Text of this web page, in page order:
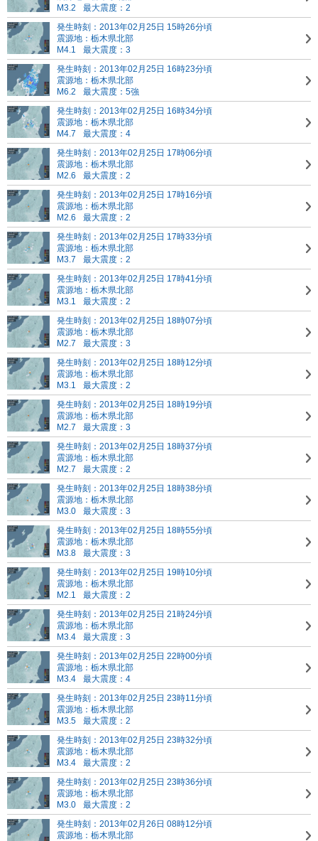
M3.2
最大震度：2
発生時刻：2013年02月25日 15時26分頃
震源地：栃木県北部
M4.1
最大震度：3
発生時刻：2013年02月25日 16時23分頃
震源地：栃木県北部
M6.2
最大震度：5強
発生時刻：2013年02月25日 16時34分頃
震源地：栃木県北部
M4.7
最大震度：4
発生時刻：2013年02月25日 17時06分頃
震源地：栃木県北部
M2.6
最大震度：2
発生時刻：2013年02月25日 17時16分頃
震源地：栃木県北部
M2.6
最大震度：2
発生時刻：2013年02月25日 17時33分頃
震源地：栃木県北部
M3.7
最大震度：2
発生時刻：2013年02月25日 17時41分頃
震源地：栃木県北部
M3.1
最大震度：2
発生時刻：2013年02月25日 18時07分頃
震源地：栃木県北部
M2.7
最大震度：3
発生時刻：2013年02月25日 18時12分頃
震源地：栃木県北部
M3.1
最大震度：2
発生時刻：2013年02月25日 18時19分頃
震源地：栃木県北部
M2.7
最大震度：3
発生時刻：2013年02月25日 18時37分頃
震源地：栃木県北部
M2.7
最大震度：2
発生時刻：2013年02月25日 18時38分頃
震源地：栃木県北部
M3.0
最大震度：3
発生時刻：2013年02月25日 18時55分頃
震源地：栃木県北部
M3.8
最大震度：3
発生時刻：2013年02月25日 19時10分頃
震源地：栃木県北部
M2.1
最大震度：2
発生時刻：2013年02月25日 21時24分頃
震源地：栃木県北部
M3.4
最大震度：3
発生時刻：2013年02月25日 22時00分頃
震源地：栃木県北部
M3.4
最大震度：4
発生時刻：2013年02月25日 23時11分頃
震源地：栃木県北部
M3.5
最大震度：2
発生時刻：2013年02月25日 23時32分頃
震源地：栃木県北部
M3.4
最大震度：2
発生時刻：2013年02月25日 23時36分頃
震源地：栃木県北部
M3.0
最大震度：2
発生時刻：2013年02月26日 08時12分頃
震源地：栃木県北部